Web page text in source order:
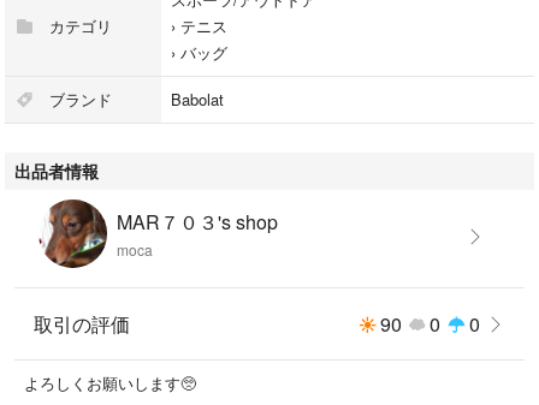
• 清潔感： 屋内コートでの使用のみのため、底面の擦れもほとんどありま
せん。
現在は手に入りにくいモデルかと思いますので、お探しの方はいかがでし
ょうか？
中古品にご理解のある方、ぜひご検討ください。
カテゴリ
› テニス
› バッグ
ブランド Babolat
出品者情報
MAR７０３'s shop
moca
取引の評価 90 0 0
よろしくお願いします🥺